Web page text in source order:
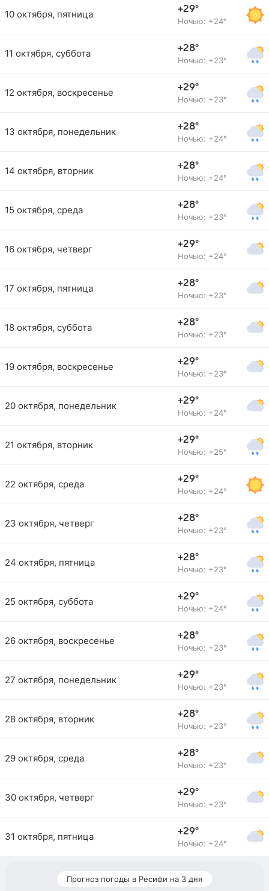
10 октября, пятница +29°
Ночью: +24°
11 октября, суббота +28°
Ночью: +23°
12 октября, воскресенье +29°
Ночью: +23°
13 октября, понедельник +28°
Ночью: +24°
14 октября, вторник +28°
Ночью: +24°
15 октября, среда +28°
Ночью: +23°
16 октября, четверг +29°
Ночью: +24°
17 октября, пятница +28°
Ночью: +23°
18 октября, суббота +28°
Ночью: +23°
19 октября, воскресенье +29°
Ночью: +23°
20 октября, понедельник +29°
Ночью: +24°
21 октября, вторник +29°
Ночью: +25°
22 октября, среда +29°
Ночью: +24°
23 октября, четверг +28°
Ночью: +23°
24 октября, пятница +28°
Ночью: +23°
25 октября, суббота +29°
Ночью: +24°
26 октября, воскресенье +28°
Ночью: +23°
27 октября, понедельник +29°
Ночью: +23°
28 октября, вторник +28°
Ночью: +23°
29 октября, среда +28°
Ночью: +23°
30 октября, четверг +29°
Ночью: +23°
31 октября, пятница +29°
Ночью: +24°
Прогноз погоды в Ресифи на 3 дня